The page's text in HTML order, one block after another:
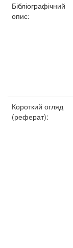
Бібліографічний
опис:
Короткий огляд
(реферат):